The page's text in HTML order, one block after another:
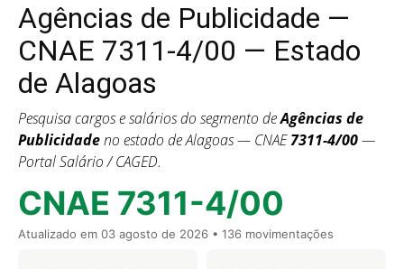
Agências de Publicidade —
CNAE 7311-4/00 — Estado
de Alagoas
Pesquisa cargos e salários do segmento deAgências de
Publicidadeno estado de Alagoas — CNAE7311-4/00—
Portal Salário / CAGED.
CNAE 7311-4/00
Atualizado em 03 agosto de 2026 • 136 movimentações